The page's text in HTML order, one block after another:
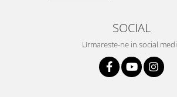
SOCIAL
Urmareste-ne in social